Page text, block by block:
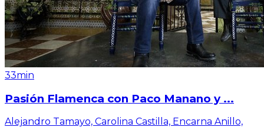
33min
Pasión Flamenca con Paco Manano y ...
Alejandro Tamayo, Carolina Castilla, Encarna Anillo,